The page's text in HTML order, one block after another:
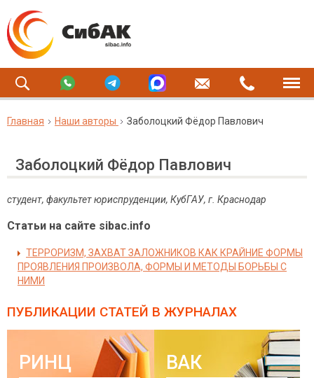
Главная Наши авторы Заболоцкий Фёдор Павлович
Заболоцкий Фёдор Павлович
студент, факультет юриспруденции, КубГАУ, г. Краснодар
Статьи на сайте sibac.info
ТЕРРОРИЗМ, ЗАХВАТ ЗАЛОЖНИКОВ КАК КРАЙНИЕ ФОРМЫ
ПРОЯВЛЕНИЯ ПРОИЗВОЛА, ФОРМЫ И МЕТОДЫ БОРЬБЫ С
НИМИ
ПУБЛИКАЦИИ СТАТЕЙ В ЖУРНАЛАХ
РИНЦ ВАК